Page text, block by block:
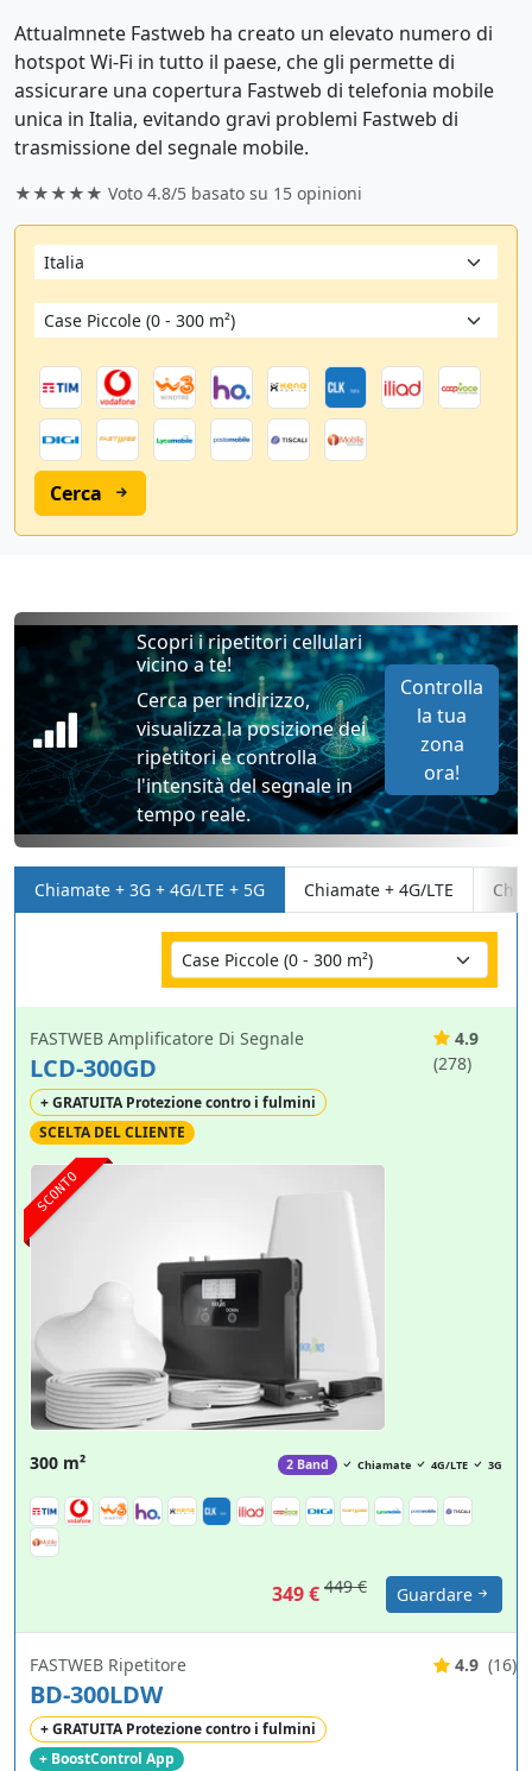
Attualmnete Fastweb ha creato un elevato numero di
hotspot Wi-Fi in tutto il paese, che gli permette di
assicurare una copertura Fastweb di telefonia mobile
unica in Italia, evitando gravi problemi Fastweb di
trasmissione del segnale mobile.
★★★★★ Voto 4.8/5 basato su 15 opinioni
Cerca
Scopri i ripetitori cellulari
vicino a te!
Cerca per indirizzo,
visualizza la posizione dei
ripetitori e controlla
l'intensità del segnale in
tempo reale.
Controlla
la tua
zona
ora!
Chiamate + 3G + 4G/LTE + 5G Chiamate + 4G/LTE
SCONTO
FASTWEB Amplificatore Di Segnale
LCD-300GD
+ GRATUITA Protezione contro i fulmini
SCELTA DEL CLIENTE
4.9
(278)
300 m² 2 Band Chiamate 4G/LTE 3G
349 € 449 € Guardare
FASTWEB Ripetitore
BD-300LDW
+ GRATUITA Protezione contro i fulmini
+ BoostControl App
4.9 (16)